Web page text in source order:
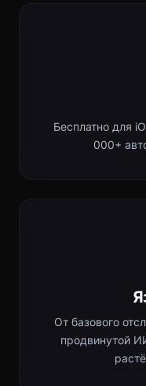
Бесплатно для
000+
От базового
продвинутой